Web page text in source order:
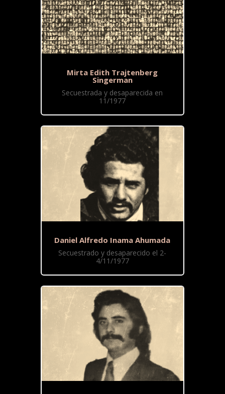
Mirta Edith Trajtenberg
Singerman
Secuestrada y desaparecida en
11/1977
Daniel Alfredo Inama Ahumada
Secuestrado y desaparecido el 2-
4/11/1977